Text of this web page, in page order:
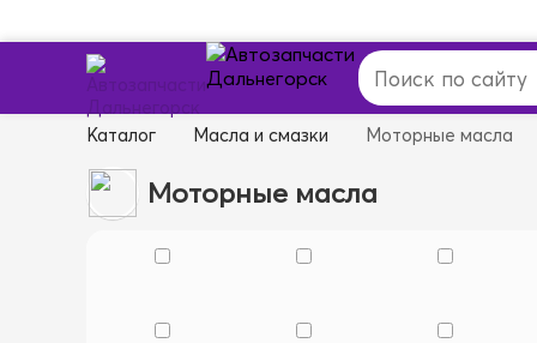
Каталог Масла и смазки Моторные масла
Моторные масла